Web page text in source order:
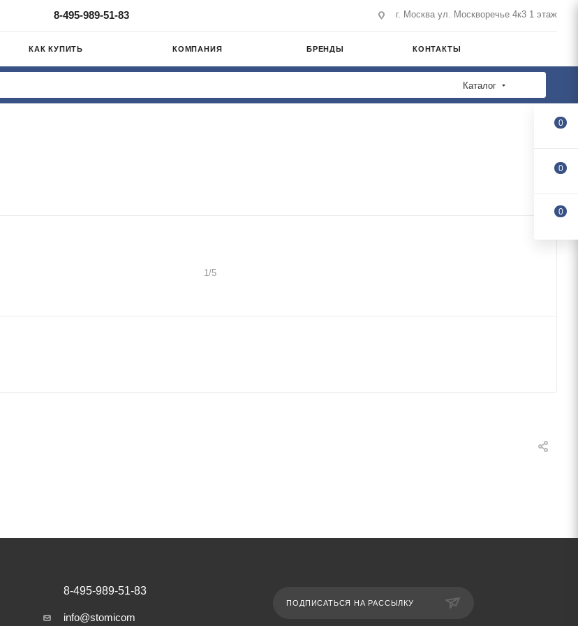
8-495-989-51-83 г. Москва ул. Москворечье 4к3 1 этаж
КАК КУПИТЬ КОМПАНИЯ БРЕНДЫ КОНТАКТЫ
Каталог
1/5
8-495-989-51-83
info@stomicom
ПОДПИСАТЬСЯ НА РАССЫЛКУ
0
0
0